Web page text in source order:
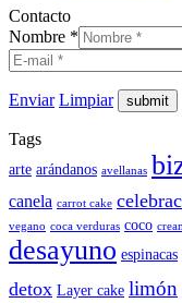
Contacto
Nombre *
Enviar Limpiar
Tags
arte arándanos avellanas
canela carrot cake
vegano coca verduras coco
desayuno espinacas
detox Layer cake limón